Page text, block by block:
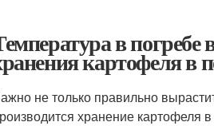
в
картофеля в
не только правильно
хранение картофеля